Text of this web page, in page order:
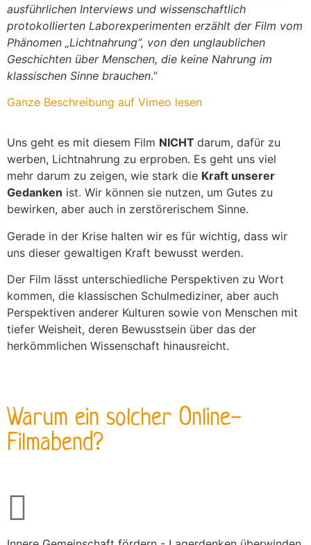
ausführlichen Interviews und wissenschaftlich
protokollierten Laborexperimenten erzählt der Film vom
Phänomen „Lichtnahrung“, von den unglaublichen
Geschichten über Menschen, die keine Nahrung im
klassischen Sinne brauchen.“
Ganze Beschreibung auf Vimeo lesen
Uns geht es mit diesem Film NICHT darum, dafür zu
werben, Lichtnahrung zu erproben. Es geht uns viel
mehr darum zu zeigen, wie stark die Kraft unserer
Gedanken ist. Wir können sie nutzen, um Gutes zu
bewirken, aber auch in zerstörerischem Sinne.
Gerade in der Krise halten wir es für wichtig, dass wir
uns dieser gewaltigen Kraft bewusst werden.
Der Film lässt unterschiedliche Perspektiven zu Wort
kommen, die klassischen Schulmediziner, aber auch
Perspektiven anderer Kulturen sowie von Menschen mit
tiefer Weisheit, deren Bewusstsein über das der
herkömmlichen Wissenschaft hinausreicht.
Warum ein solcher Online-
Filmabend?